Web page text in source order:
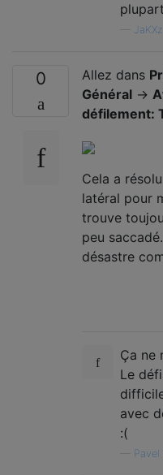
JaKXz
0 Allez dans
Général →
défilement:
Cela a
latéral pour
trouve
peu
désastre
Ça ne
Le
avec
:(
Pavel